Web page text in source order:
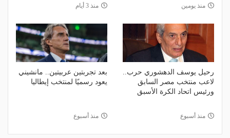
منذ يومين منذ 3 أيام
رحيل يوسف الدهشوري حرب..
لاعب منتخب مصر السابق
ورئيس اتحاد الكرة الأسبق
منذ أسبوع
بعد تجربتين عربيتين.. مانشيني
يعود رسميًا لمنتخب إيطاليا
منذ أسبوع